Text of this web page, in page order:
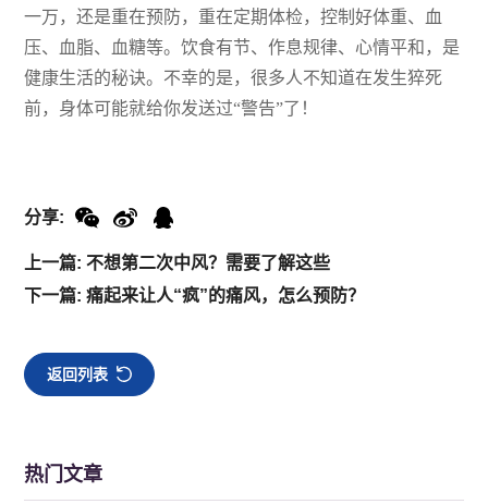
一万，还是重在预防，重在定期体检，控制好体重、血
压、血脂、血糖等。饮食有节、作息规律、心情平和，是
健康生活的秘诀。不幸的是，很多人不知道在发生猝死
前，身体可能就给你发送过“警告”了！
上一篇: 不想第二次中风？需要了解这些
下一篇: 痛起来让人“疯”的痛风，怎么预防？
分享:
返回列表
热门文章